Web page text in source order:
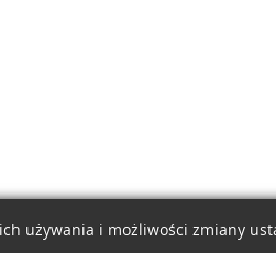
używania i możliwości zmiany